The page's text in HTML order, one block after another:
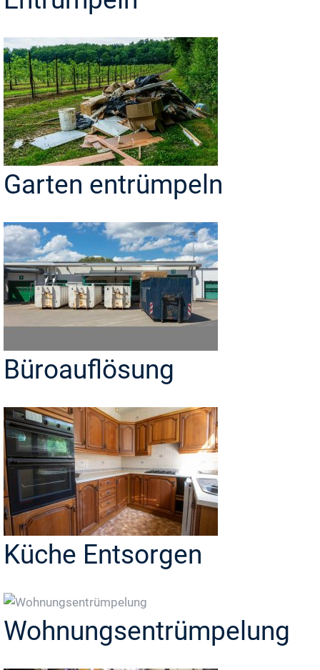
Garten entrümpeln
Büroauflösung
Küche Entsorgen
Wohnungsentrümpelung